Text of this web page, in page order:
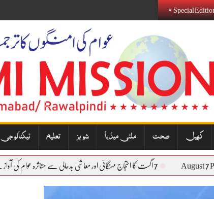
Special
کھیل صحت ملٹی میڈیا شوبز تعلیم ٹیکنالوجی